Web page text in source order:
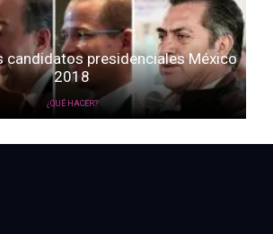
candidatos presidenciales México
2018
¿QUÉ HACER?